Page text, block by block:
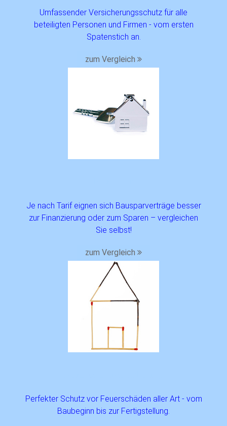
Umfassender Versicherungsschutz für alle
beteiligten Personen und Firmen - vom ersten
Spatenstich an.
zum Vergleich
Je nach Tarif eignen sich Bausparverträge besser
zur Finanzierung oder zum Sparen – vergleichen
Sie selbst!
zum Vergleich
Perfekter Schutz vor Feuerschäden aller Art - vom
Baubeginn bis zur Fertigstellung.